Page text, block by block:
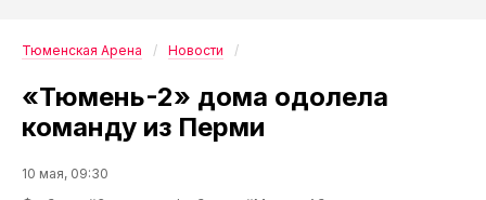
Тюменская Арена Новости
«Тюмень-2» дома одолела
команду из Перми
10 мая, 09:30